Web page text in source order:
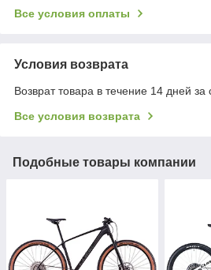
Все условия оплаты
Условия возврата
Возврат товара в течение 14 дней за
Все условия возврата
Подобные товары компании